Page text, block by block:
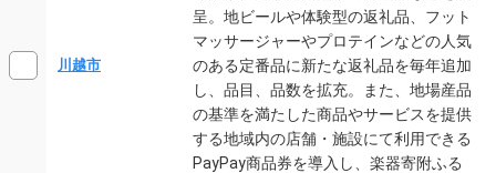
川越市
呈。地ビールや体験型の返礼品、フット
マッサージャーやプロテインなどの人気
のある定番品に新たな返礼品を毎年追加
し、品目、品数を拡充。また、地場産品
の基準を満たした商品やサービスを提供
する地域内の店舗・施設にて利用できる
PayPay商品券を導入し、楽器寄附ふる